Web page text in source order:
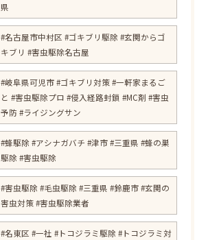
県
#名古屋市中村区 #ゴキブリ駆除 #玄関からゴ
キブリ #害虫駆除名古屋
#岐阜県可児市 #ゴキブリ対策 #一軒家まるご
と #害虫駆除プロ #侵入経路封鎖 #MC剤 #害虫
予防 #ライジングサン
#蜂駆除 #アシナガバチ #津市 #三重県 #蜂の巣
駆除 #害虫駆除
#害虫駆除 #毛虫駆除 #三重県 #鈴鹿市 #玄関の
害虫対策 #害虫駆除業者
#名東区 #一社 #トコジラミ駆除 #トコジラミ対
お問い合わせはこちら